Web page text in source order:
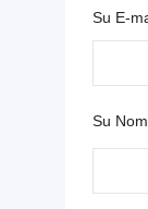
Su E-
Su